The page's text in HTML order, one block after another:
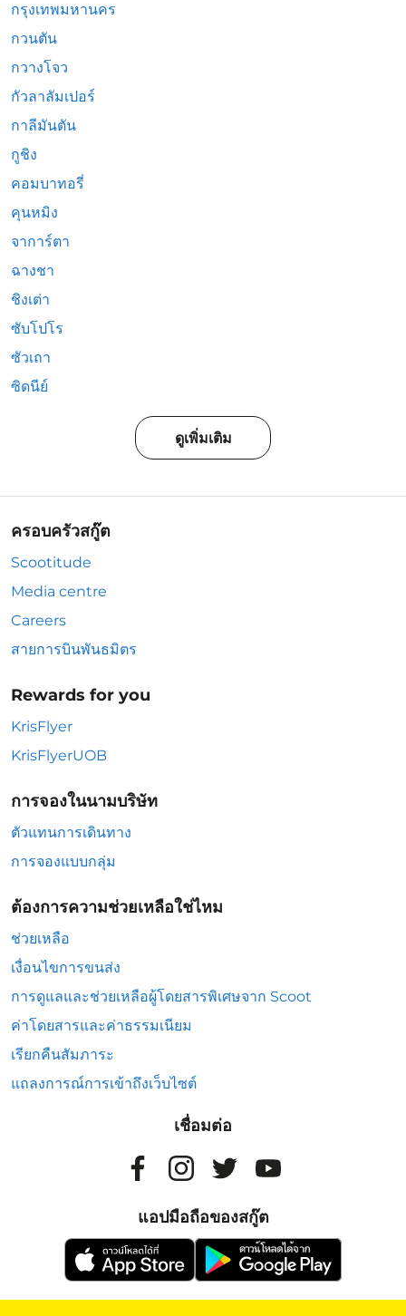
กรุงเทพมหานคร
กวนตัน
กวางโจว
กัวลาลัมเปอร์
กาลีมันตัน
กูชิง
คอมบาทอรี่
คุนหมิง
จาการ์ตา
ฉางชา
ชิงเต่า
ซับโปโร
ซัวเถา
ซิดนีย์
ดูเพิ่มเติม
ครอบครัวสกู๊ต
Scootitude
Media centre
Careers
สายการบินพันธมิตร
Rewards for you
KrisFlyer
KrisFlyerUOB
การจองในนามบริษัท
ตัวแทนการเดินทาง
การจองแบบกลุ่ม
ต้องการความช่วยเหลือใช่ไหม
ช่วยเหลือ
เงื่อนไขการขนส่ง
การดูแลและช่วยเหลือผู้โดยสารพิเศษจาก Scoot
ค่าโดยสารและค่าธรรมเนียม
เรียกคืนสัมภาระ
แถลงการณ์การเข้าถึงเว็บไซต์
เชื่อมต่อ
แอปมือถือของสกู๊ต